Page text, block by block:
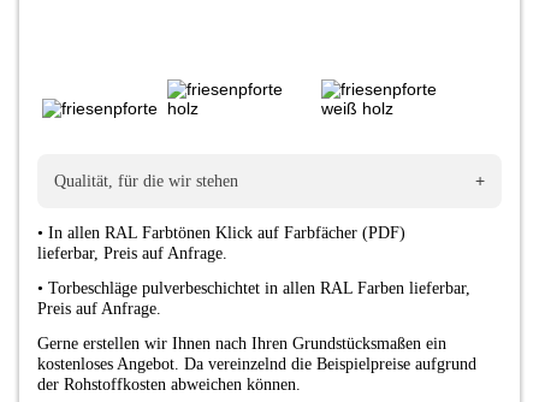
Qualität, für die wir stehen +
• In allen RAL Farbtönen Klick auf Farbfächer (PDF)
lieferbar, Preis auf Anfrage.
• Torbeschläge pulverbeschichtet in allen RAL Farben lieferbar,
Preis auf Anfrage.
Gerne erstellen wir Ihnen nach Ihren Grundstücksmaßen ein
kostenloses Angebot. Da vereinzelnd die Beispielpreise aufgrund
der Rohstoffkosten abweichen können.